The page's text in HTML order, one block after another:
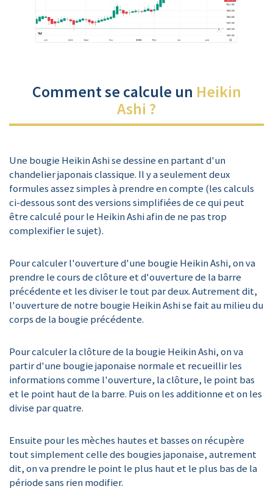
Comment se calcule un Heikin
Ashi ?
Une bougie Heikin Ashi se dessine en partant d'un
chandelier japonais classique. Il y a seulement deux
formules assez simples à prendre en compte (les calculs
ci-dessous sont des versions simplifiées de ce qui peut
être calculé pour le Heikin Ashi afin de ne pas trop
complexifier le sujet).
Pour calculer l'ouverture d'une bougie Heikin Ashi, on va
prendre le cours de clôture et d'ouverture de la barre
précédente et les diviser le tout par deux. Autrement dit,
l'ouverture de notre bougie Heikin Ashi se fait au milieu du
corps de la bougie précédente.
Pour calculer la clôture de la bougie Heikin Ashi, on va
partir d'une bougie japonaise normale et recueillir les
informations comme l'ouverture, la clôture, le point bas
et le point haut de la barre. Puis on les additionne et on les
divise par quatre.
Ensuite pour les mèches hautes et basses on récupère
tout simplement celle des bougies japonaise, autrement
dit, on va prendre le point le plus haut et le plus bas de la
période sans rien modifier.